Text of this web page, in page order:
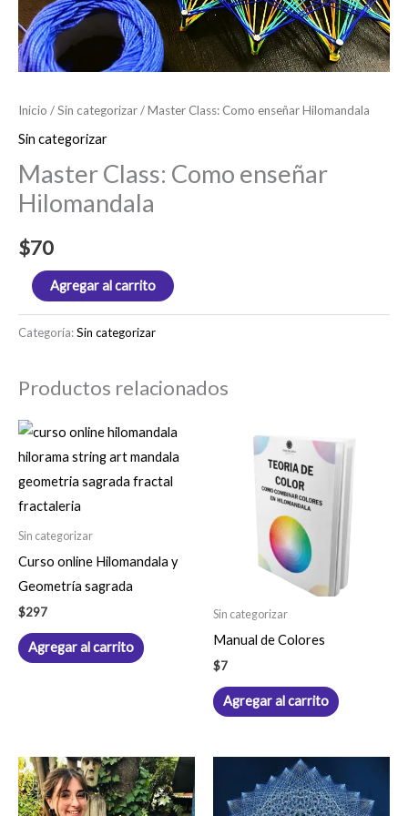
Inicio /Sin categorizar/ Master Class: Como enseñar Hilomandala
Sin categorizar
Master Class: Como enseñar
Hilomandala
$70
Agregar al carrito
Categoría:Sin categorizar
Productos relacionados
Sin categorizar
Curso online Hilomandala y
Geometría sagrada
$297
Agregar al carrito
Sin categorizar
Manual de Colores
$7
Agregar al carrito